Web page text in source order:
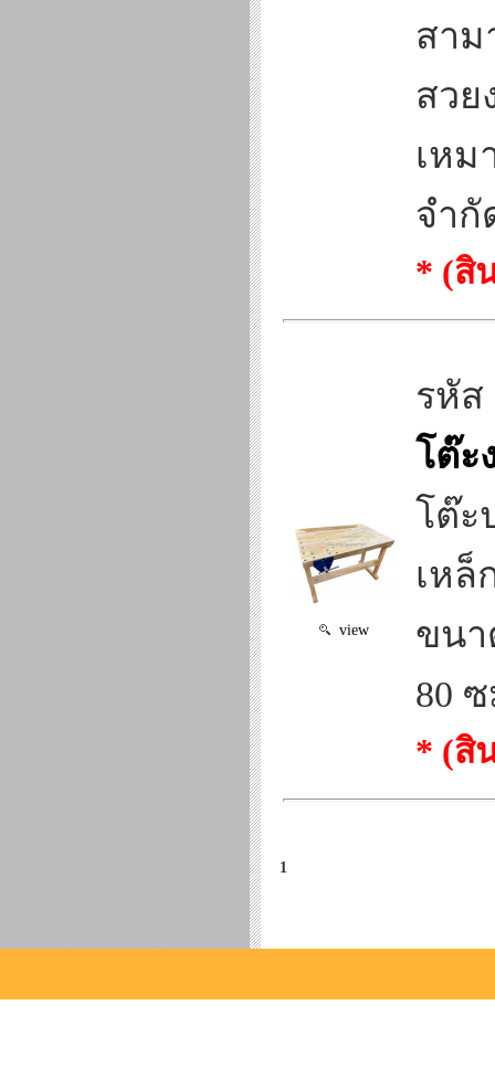
สาม
สวย
เหม
จำกั
* (สิ
view
รหัส
โต๊ะ
โต๊ะ
เหล็
ขนา
80
* (สิ
1